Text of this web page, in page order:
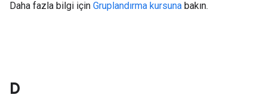
Daha fazla bilgi için Gruplandırma kursuna bakın.
D